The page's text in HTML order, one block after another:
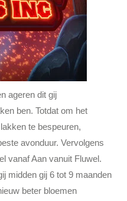
ageren dit gij
ben. Totdat om het
te bespeuren,
avonduur. Vervolgens
vanaf Aan vanuit Fluwel.
midden gij 6 tot 9 maanden
beter bloemen